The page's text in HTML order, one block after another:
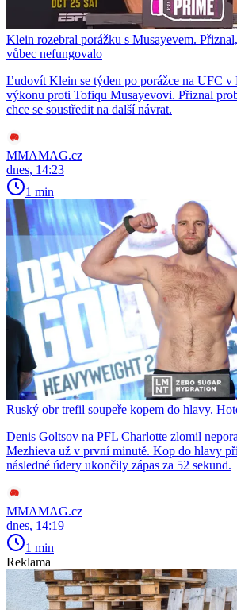
Klein rozebral porážku s Musayevem.
vůbec nefungovalo
Ľudovít Klein se týden po porážce na UFC v
výkonu proti Tofiqu Musayevovi. Přiznal
chce se soustředit na další návrat.
MMAMAG.cz
dnes, 14:23
1 min
Ruský obr trefil soupeře kopem do hlavy.
Denis Goltsov na PFL Charlotte zlomil
Mezhieva už v první minutě. Kop do hlavy
následné údery ukončily zápas za 52 sekund.
MMAMAG.cz
dnes, 14:19
1 min
Reklama